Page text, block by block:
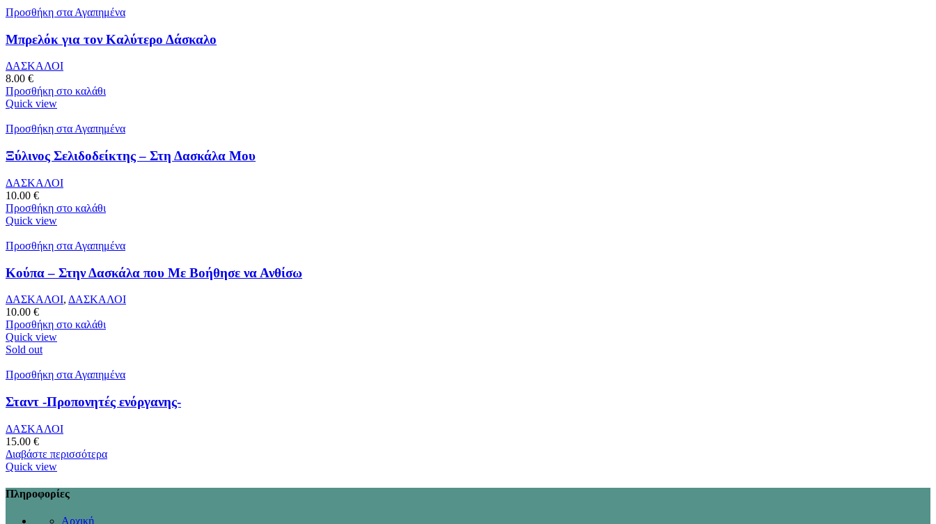
Προσθήκη στα Αγαπημένα
Μπρελόκ για τον Καλύτερο Δάσκαλο
ΔΑΣΚΑΛΟΙ
8.00 €
Προσθήκη στο καλάθι
Quick view
Προσθήκη στα Αγαπημένα
Ξύλινος Σελιδοδείκτης – Στη Δασκάλα Μου
ΔΑΣΚΑΛΟΙ
10.00 €
Προσθήκη στο καλάθι
Quick view
Προσθήκη στα Αγαπημένα
Κούπα – Στην Δασκάλα που Με Βοήθησε να Ανθίσω
ΔΑΣΚΑΛΟΙ, ΔΑΣΚΑΛΟΙ
10.00 €
Προσθήκη στο καλάθι
Quick view
Sold out
Προσθήκη στα Αγαπημένα
Σταντ -Προπονητές ενόργανης-
ΔΑΣΚΑΛΟΙ
15.00 €
Διαβάστε περισσότερα
Quick view
Πληροφορίες
Αρχική